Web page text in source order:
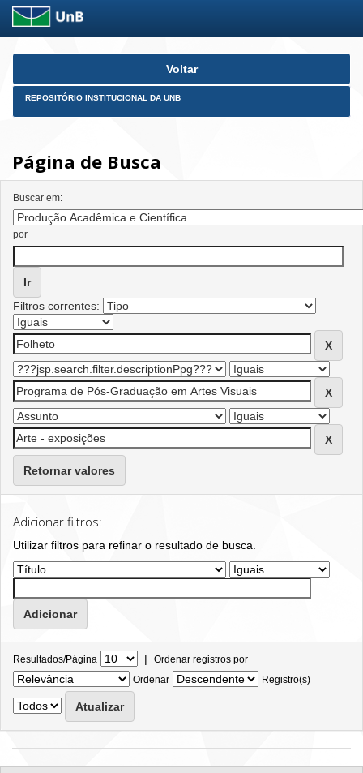
Skip
Voltar
REPOSITÓRIO INSTITUCIONAL DA UNB
Página de Busca
Buscar em:
por
Filtros correntes:
Retornar valores
Adicionar filtros:
Utilizar filtros para refinar o resultado de busca.
Resultados/Página | Ordenar registros por
Ordenar
Registro(s)